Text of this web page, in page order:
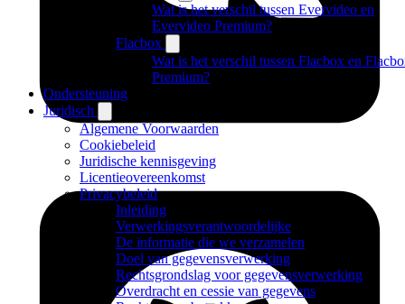
Wat is het verschil tussen Evervideo en
Evervideo Premium?
Flacbox
Wat is het verschil tussen Flacbox en
Premium?
Ondersteuning
Juridisch
Algemene Voorwaarden
Cookiebeleid
Juridische kennisgeving
Licentieovereenkomst
Privacybeleid
Inleiding
Verwerkingsverantwoordelijke
De informatie die we verzamelen
Doel van gegevensverwerking
Rechtsgrondslag voor gegevensverwerking
Overdracht en cessie van gegevens